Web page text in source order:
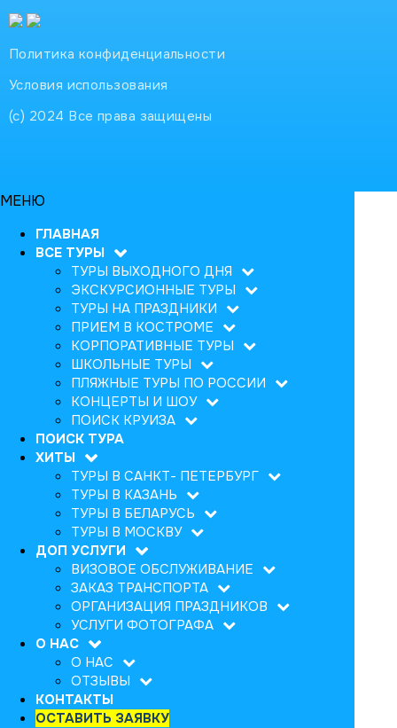
Политика конфиденциальности
Условия использования
(с) 2024 Все права защищены
МЕНЮ
ГЛАВНАЯ
ВСЕ ТУРЫ
ТУРЫ ВЫХОДНОГО ДНЯ
ЭКСКУРСИОННЫЕ ТУРЫ
ТУРЫ НА ПРАЗДНИКИ
ПРИЕМ В КОСТРОМЕ
КОРПОРАТИВНЫЕ ТУРЫ
ШКОЛЬНЫЕ ТУРЫ
ПЛЯЖНЫЕ ТУРЫ ПО РОССИИ
КОНЦЕРТЫ И ШОУ
ПОИСК КРУИЗА
ПОИСК ТУРА
ХИТЫ
ТУРЫ В САНКТ- ПЕТЕРБУРГ
ТУРЫ В КАЗАНЬ
ТУРЫ В БЕЛАРУСЬ
ТУРЫ В МОСКВУ
ДОП УСЛУГИ
ВИЗОВОЕ ОБСЛУЖИВАНИЕ
ЗАКАЗ ТРАНСПОРТА
ОРГАНИЗАЦИЯ ПРАЗДНИКОВ
УСЛУГИ ФОТОГРАФА
О НАС
О НАС
ОТЗЫВЫ
КОНТАКТЫ
ОСТАВИТЬ ЗАЯВКУ